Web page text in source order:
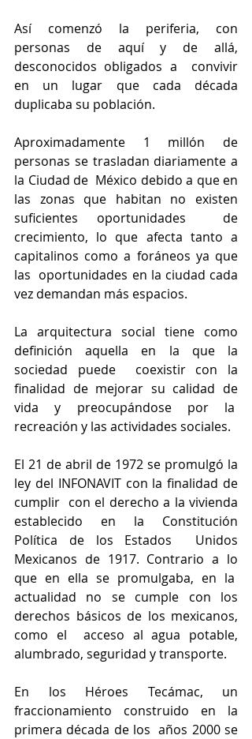
Así comenzó la periferia, con
personas de aquí y de allá,
desconocidos obligados a  convivir
en un lugar que cada década
duplicaba su población.
Aproximadamente 1 millón de
personas se trasladan diariamente a
la Ciudad de  México debido a que en
las zonas que habitan no existen
suficientes oportunidades  de
crecimiento, lo que afecta tanto a
capitalinos como a foráneos ya que
las  oportunidades en la ciudad cada
vez demandan más espacios.
La arquitectura social tiene como
definición aquella en la que la
sociedad puede  coexistir con la
finalidad de mejorar su calidad de
vida y preocupándose por la
recreación y las actividades sociales.
El 21 de abril de 1972 se promulgó la
ley del INFONAVIT con la finalidad de
cumplir  con el derecho a la vivienda
establecido en la Constitución
Política de los Estados  Unidos
Mexicanos de 1917. Contrario a lo
que en ella se promulgaba, en la
actualidad no se cumple con los
derechos básicos de los mexicanos,
como el  acceso al agua potable,
alumbrado, seguridad y transporte.
En los Héroes Tecámac, un
fraccionamiento construido en la
primera década de los  años 2000 se